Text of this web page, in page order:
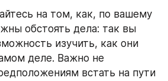
на том, как, по вашему
обстоять дела: так вы
изучить, как они
деле. Важно не
встать на пути